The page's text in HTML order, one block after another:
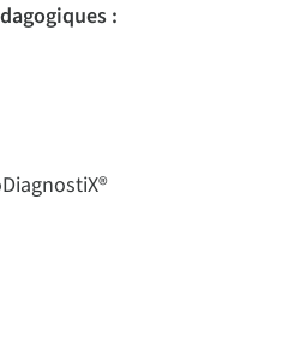
: